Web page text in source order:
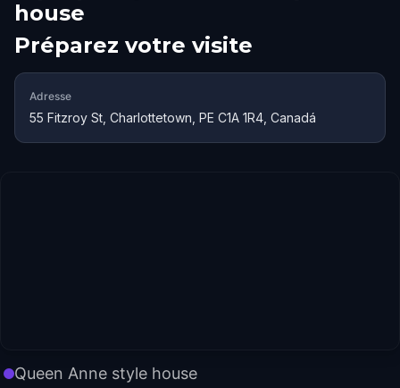
house
Préparez votre visite
Adresse
55 Fitzroy St, Charlottetown, PE C1A 1R4, Canadá
Queen Anne style house